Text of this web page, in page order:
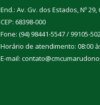
End.: Av. Gv. dos Estados, Nº
CEP: 68398-000
Fone: (94) 98441-5547 / 99105-
Horário de atendimento: 08:00
E-mail: